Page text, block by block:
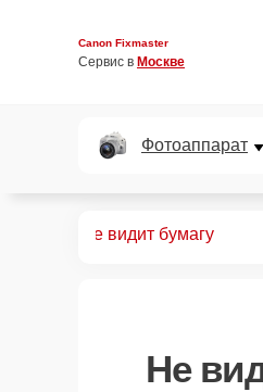
Canon Fixmaster
Сервис в Москве
Фотоаппарат
Не видит бумагу
Не